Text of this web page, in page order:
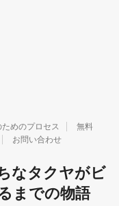
めのプロセス
無料
お問い合わせ
なタクヤがビ
までの物語